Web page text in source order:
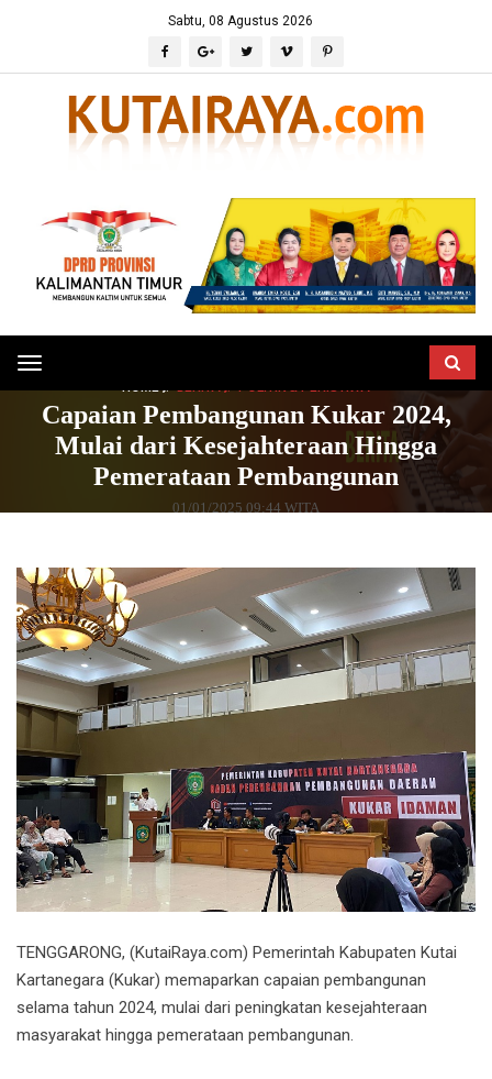
Sabtu, 08 Agustus 2026
Toggle
navigation
Capaian Pembangunan Kukar 2024,
Mulai dari Kesejahteraan Hingga
Pemerataan Pembangunan
01/01/2025 09:44 WITA
TENGGARONG, (KutaiRaya.com) Pemerintah Kabupaten Kutai
Kartanegara (Kukar) memaparkan capaian pembangunan
selama tahun 2024, mulai dari peningkatan kesejahteraan
masyarakat hingga pemerataan pembangunan.